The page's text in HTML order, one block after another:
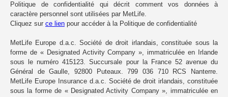
Politique de confidentialité qui décrit comment vos données à
caractère personnel sont utilisées par MetLife.
Cliquez sur ce lien pour accéder à la Politique de confidentialité
MetLife Europe d.a.c. Société de droit irlandais, constituée sous la
forme de « Designated Activity Company », immatriculée en Irlande
sous le numéro 415123. Succursale pour la France 52 avenue du
Général de Gaulle, 92800 Puteaux. 799 036 710 RCS Nanterre.
MetLife Europe Insurance d.a.c. Société de droit irlandais, constituée
sous la forme de « Designated Activity Company », immatriculée en